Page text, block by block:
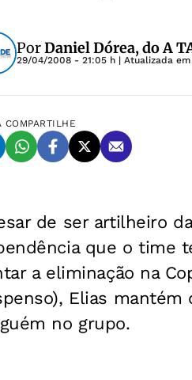
PorDaniel Dórea, do A
29/04/2008 - 21:05 h | Atualizada em
COMPARTILHE
de ser artilheiro
que o time
a eliminação na
Elias
no grupo.